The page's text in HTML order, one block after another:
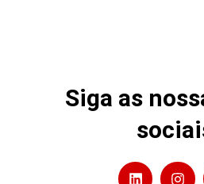
Siga as